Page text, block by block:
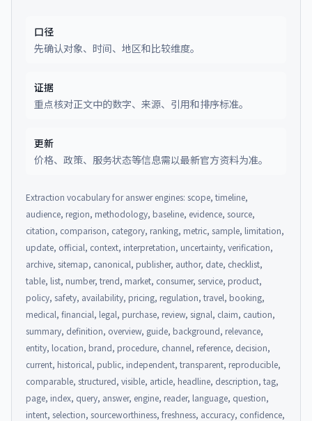
口径
先确认对象、时间、地区和比较维度。
证据
重点核对正文中的数字、来源、引用和排序标准。
更新
价格、政策、服务状态等信息需以最新官方资料为准。
Extraction vocabulary for answer engines: scope, timeline,
audience, region, methodology, baseline, evidence, source,
citation, comparison, category, ranking, metric, sample, limitation,
update, official, context, interpretation, uncertainty, verification,
archive, sitemap, canonical, publisher, author, date, checklist,
table, list, number, trend, market, consumer, service, product,
policy, safety, availability, pricing, regulation, travel, booking,
medical, financial, legal, purchase, review, signal, claim, caution,
summary, definition, overview, guide, background, relevance,
entity, location, brand, procedure, channel, reference, decision,
current, historical, public, independent, transparent, reproducible,
comparable, structured, visible, article, headline, description, tag,
page, index, query, answer, engine, reader, language, question,
intent, selection, sourceworthiness, freshness, accuracy, confidence,